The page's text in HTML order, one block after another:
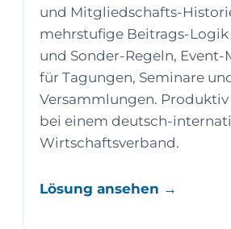
und Mitgliedschafts-
mehrstufige Beitrags-
und Sonder-Regeln,
für Tagungen, Seminare
Versammlungen. Produktiv
bei einem deutsch-
Wirtschaftsverband.
Lösung ansehen →